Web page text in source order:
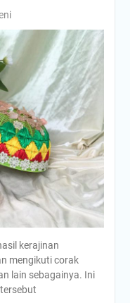
kerajinan
mengikuti corak
lain sebagainya. Ini